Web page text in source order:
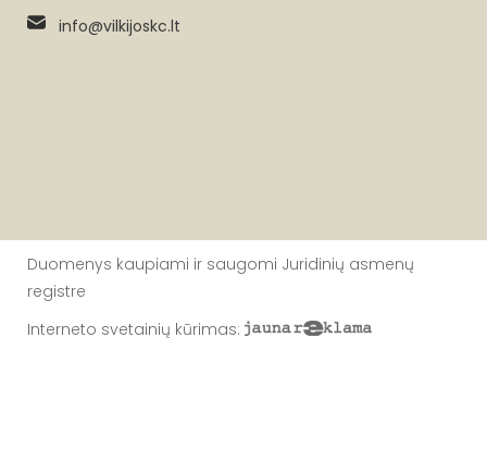
info@vilkijoskc.lt
Duomenys kaupiami ir saugomi Juridinių asmenų
registre
Interneto svetainių kūrimas: